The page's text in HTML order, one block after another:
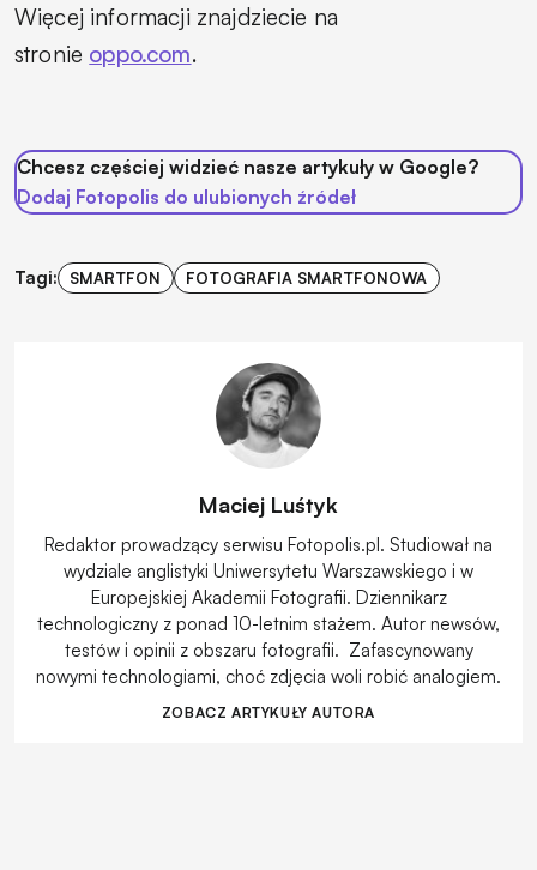
Więcej informacji znajdziecie na
stronie oppo.com.
Chcesz częściej widzieć nasze artykuły w Google?
Dodaj Fotopolis do ulubionych źródeł
Tagi: SMARTFON FOTOGRAFIA SMARTFONOWA
Maciej Luśtyk
Redaktor prowadzący serwisu Fotopolis.pl. Studiował na
wydziale anglistyki Uniwersytetu Warszawskiego i w
Europejskiej Akademii Fotografii. Dziennikarz
technologiczny z ponad 10-letnim stażem. Autor newsów,
testów i opinii z obszaru fotografii. Zafascynowany
nowymi technologiami, choć zdjęcia woli robić analogiem.
ZOBACZ ARTYKUŁY AUTORA